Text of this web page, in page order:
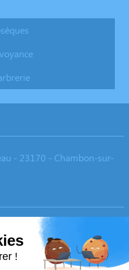
- 23170 - Chambon-sur-
23110 - Évaux-les-Bains